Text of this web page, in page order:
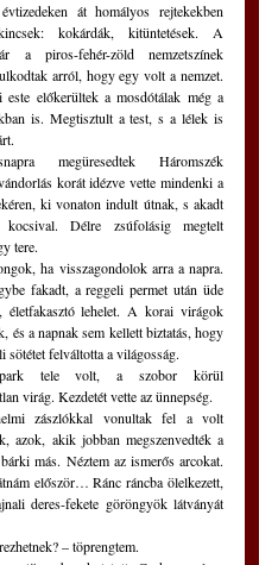
át homályos rejtekekben
kokárdák, kitüntetések. A
a piros-fehér-zöld nemzetszínek
arról, hogy egy volt a nemzet.
előkerültek a mosdótálak még a
is. Megtisztult a test, s a lélek is
korát idézve vette mindenki a
ki vonaton indult útnak, s akadt
Délre zsúfolásig megtelt
tere.
ha visszagondolok arra a napra.
fakadt, a reggeli permet után üde
életfakasztó lehelet. A korai virágok
és a napnak sem kellett biztatás, hogy
sötétet felváltotta a világosság.
virág. Kezdetét vette az ünnepség.
azok, akik jobban megszenvedték a
más. Néztem az ismerős arcokat.
először… Ránc ráncba ölelkezett,
deres-fekete göröngyök látványát
– töprengtem.